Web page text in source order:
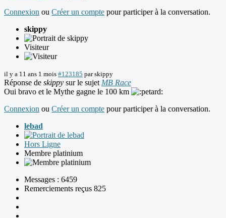
Connexion ou Créer un compte pour participer à la conversation.
skippy
Visiteur
il y a 11 ans 1 mois #123185 parskippy
Réponse de skippy sur le sujet MB Race
Oui bravo et le Mythe gagne le 100 km
Connexion ou Créer un compte pour participer à la conversation.
lebad
Hors Ligne
Membre platinium
Messages : 6459
Remerciements reçus 825